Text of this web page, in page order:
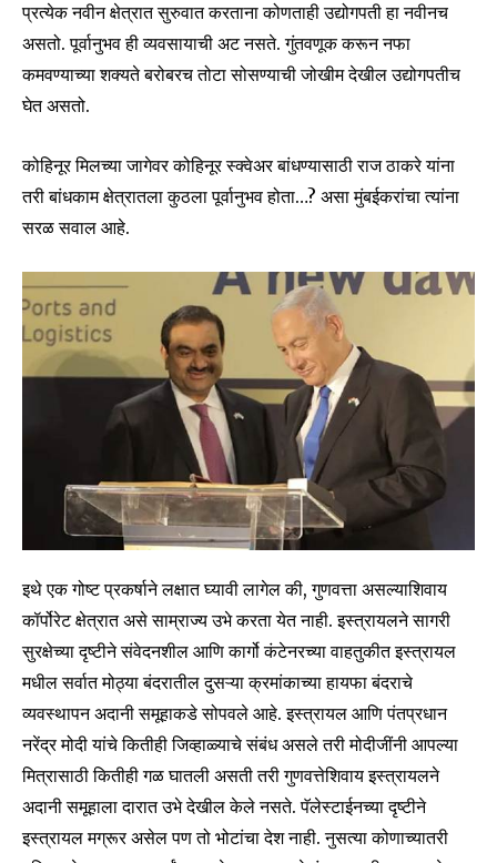
Join our community of
SUBSCRIBERS and be part of the
conversation.
To subscribe, simply enter your email address on our website
or click the subscribe button below. Don't worry, we respect
your privacy and won't spam your inbox. Your information is
प्रत्येक नवीन क्षेत्रात सुरुवात करताना कोणताही उद्योगपती हा नवीनच
असतो. पूर्वानुभव ही व्यवसायाची अट नसते. गुंतवणूक करून नफा
कमवण्याच्या शक्यते बरोबरच तोटा सोसण्याची जोखीम देखील उद्योगपतीच
घेत असतो.
कोहिनूर मिलच्या जागेवर कोहिनूर स्क्वेअर बांधण्यासाठी राज ठाकरे यांना
तरी बांधकाम क्षेत्रातला कुठला पूर्वानुभव होता…? असा मुंबईकरांचा त्यांना
सरळ सवाल आहे.
इथे एक गोष्ट प्रकर्षाने लक्षात घ्यावी लागेल की, गुणवत्ता असल्याशिवाय
कॉर्पोरेट क्षेत्रात असे साम्राज्य उभे करता येत नाही. इस्त्रायलने सागरी
सुरक्षेच्या दृष्टीने संवेदनशील आणि कार्गो कंटेनरच्या वाहतुकीत इस्त्रायल
मधील सर्वात मोठ्या बंदरातील दुसऱ्या क्रमांकाच्या हायफा बंदराचे
व्यवस्थापन अदानी समूहाकडे सोपवले आहे. इस्त्रायल आणि पंतप्रधान
नरेंद्र मोदी यांचे कितीही जिव्हाळ्याचे संबंध असले तरी मोदीजींनी आपल्या
मित्रासाठी कितीही गळ घातली असती तरी गुणवत्तेशिवाय इस्त्रायलने
अदानी समूहाला दारात उभे देखील केले नसते. पॅलेस्टाईनच्या दृष्टीने
इस्त्रायल मग्रूर असेल पण तो भोटांचा देश नाही. नुसत्या कोणाच्यातरी